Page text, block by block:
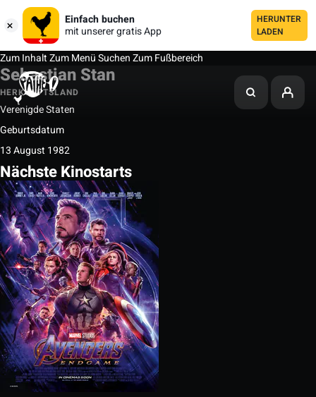
Einfach buchen
mit unserer gratis App
HERUNTER
LADEN
Zum InhaltZum MenüSuchenZum Fußbereich
Sebastian Stan
HERKUNFTSLAND
Verenigde Staten
Geburtsdatum
13 August 1982
Nächste Kinostarts